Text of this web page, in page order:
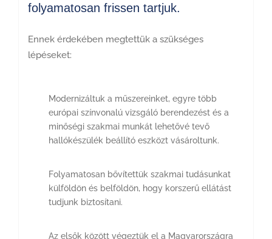
folyamatosan frissen tartjuk.
Ennek érdekében megtettük a szükséges
lépéseket:
Modernizáltuk a műszereinket, egyre több
európai színvonalú vizsgáló berendezést és a
minőségi szakmai munkát lehetővé tevő
hallókészülék beállító eszközt vásároltunk.
Folyamatosan bővítettük szakmai tudásunkat
külföldön és belföldön, hogy korszerű ellátást
tudjunk biztosítani.
Az elsők között végeztük el a Magyarországra